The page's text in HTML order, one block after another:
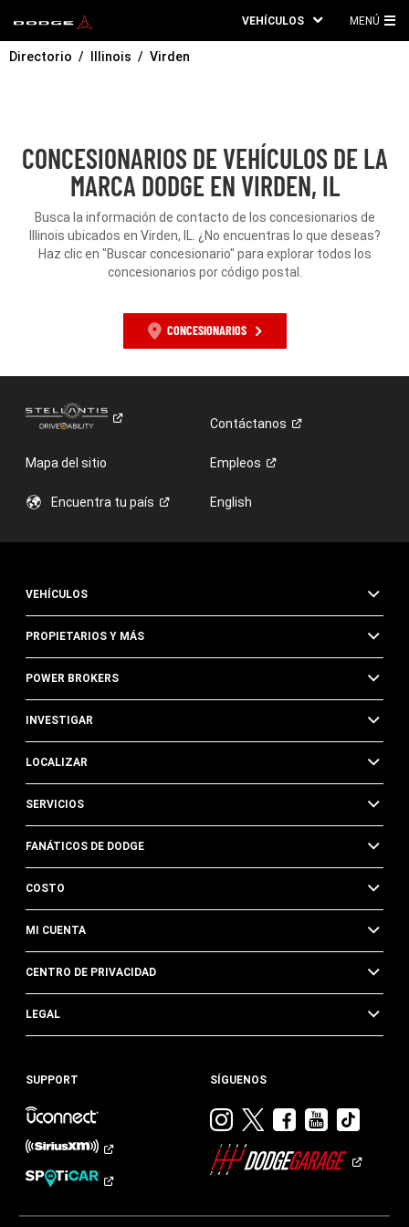
VEHÍCULOS MENÚ
Directorio Illinois Virden
CONCESIONARIOS DE VEHÍCULOS DE LA
MARCA DODGE EN VIRDEN, IL
Busca la información de contacto de los concesionarios de
Illinois ubicados en Virden, IL. ¿No encuentras lo que deseas?
Haz clic en "Buscar concesionario" para explorar todos los
concesionarios por código postal.
CONCESIONARIOS
Contáctanos
Mapa del sitio Empleos
Encuentra tu país English
VEHÍCULOS
PROPIETARIOS Y MÁS
POWER BROKERS
INVESTIGAR
LOCALIZAR
SERVICIOS
FANÁTICOS DE DODGE
COSTO
MI CUENTA
CENTRO DE PRIVACIDAD
LEGAL
SUPPORT SÍGUENOS
Visitar
Dodge
en
Visitar
en
Visitar
en
Visitar
en en